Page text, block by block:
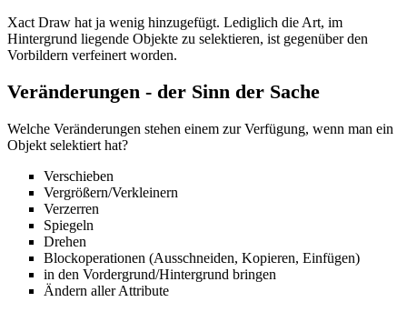
Xact Draw hat ja wenig hinzugefügt. Lediglich die Art, im
Hintergrund liegende Objekte zu selektieren, ist gegenüber den
Vorbildern verfeinert worden.
Veränderungen - der Sinn der Sache
Welche Veränderungen stehen einem zur Verfügung, wenn man ein
Objekt selektiert hat?
Verschieben
Vergrößern/Verkleinern
Verzerren
Spiegeln
Drehen
Blockoperationen (Ausschneiden, Kopieren, Einfügen)
in den Vordergrund/Hintergrund bringen
Ändern aller Attribute